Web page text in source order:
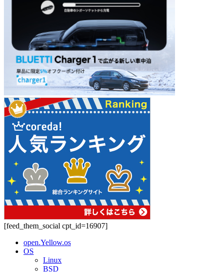
[feed_them_social cpt_id=16907]
open.Yellow.os
OS
Linux
BSD